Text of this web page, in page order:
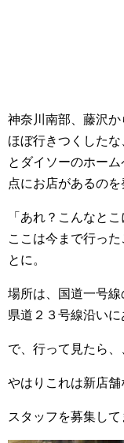
神奈川南部、藤沢
ほぼ行きつくした
とダイソーのホー
点にお店があるのを
「あれ？こんなと
ここは今まで行っ
とに。
場所は、国道一号線
県道２３号線沿いに
で、行って見たら、
やはりこれは新店舗
スタッフを募集し